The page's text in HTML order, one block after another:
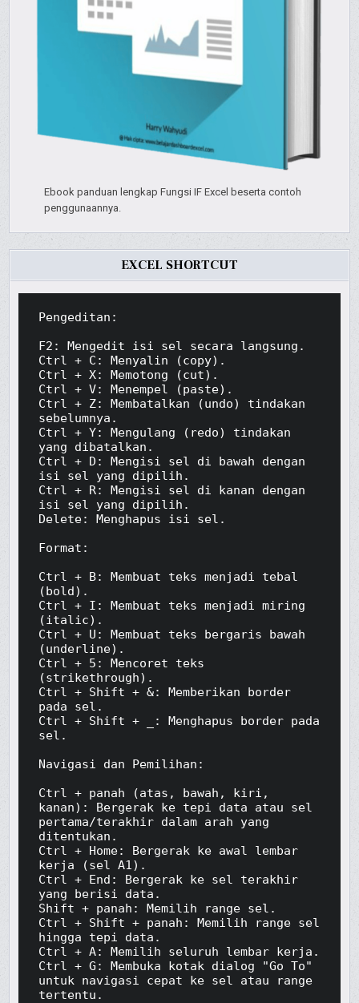
Ebook panduan lengkap Fungsi IF Excel beserta contoh
penggunaannya.
EXCEL SHORTCUT
Pengeditan:
F2: Mengedit isi sel secara langsung.
Ctrl + C: Menyalin (copy).
Ctrl + X: Memotong (cut).
Ctrl + V: Menempel (paste).
Ctrl + Z: Membatalkan (undo) tindakan
sebelumnya.
Ctrl + Y: Mengulang (redo) tindakan
yang dibatalkan.
Ctrl + D: Mengisi sel di bawah dengan
isi sel yang dipilih.
Ctrl + R: Mengisi sel di kanan dengan
isi sel yang dipilih.
Delete: Menghapus isi sel.
Format:
Ctrl + B: Membuat teks menjadi tebal
(bold).
Ctrl + I: Membuat teks menjadi miring
(italic).
Ctrl + U: Membuat teks bergaris bawah
(underline).
Ctrl + 5: Mencoret teks
(strikethrough).
Ctrl + Shift + &: Memberikan border
pada sel.
Ctrl + Shift + _: Menghapus border pada
sel.
Navigasi dan Pemilihan:
Ctrl + panah (atas, bawah, kiri,
kanan): Bergerak ke tepi data atau sel
pertama/terakhir dalam arah yang
ditentukan.
Ctrl + Home: Bergerak ke awal lembar
kerja (sel A1).
Ctrl + End: Bergerak ke sel terakhir
yang berisi data.
Shift + panah: Memilih range sel.
Ctrl + Shift + panah: Memilih range sel
hingga tepi data.
Ctrl + A: Memilih seluruh lembar kerja.
Ctrl + G: Membuka kotak dialog "Go To"
untuk navigasi cepat ke sel atau range
tertentu.